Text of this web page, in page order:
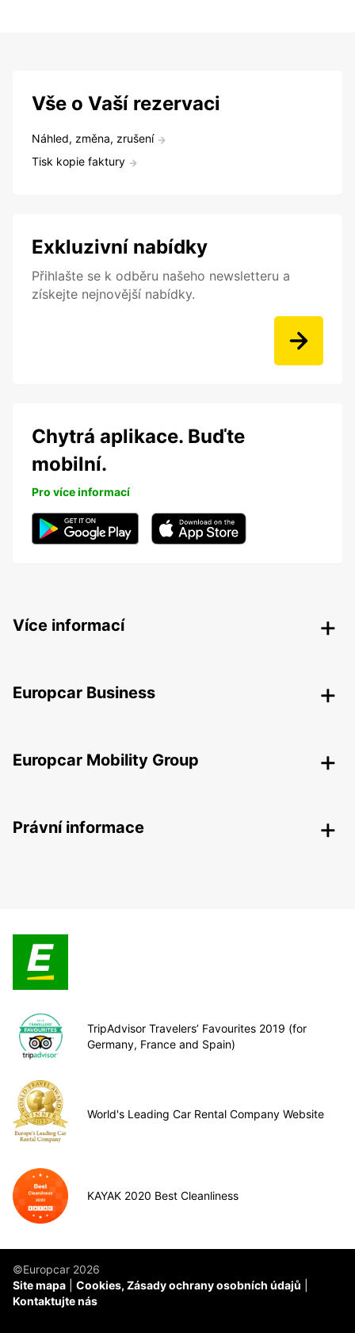
Vše o Vaší rezervaci
Náhled, změna, zrušení
Tisk kopie faktury
Exkluzivní nabídky
Přihlašte se k odběru našeho newsletteru a
získejte nejnovější nabídky.
Chytrá aplikace. Buďte
mobilní.
Pro více informací
Více informací
Europcar Business
Europcar Mobility Group
Právní informace
TripAdvisor Travelers’ Favourites 2019 (for
Germany, France and Spain)
World's Leading Car Rental Company Website
KAYAK 2020 Best Cleanliness
©Europcar 2026
Site mapa
Cookies, Zásady ochrany osobních údajů
Kontaktujte nás